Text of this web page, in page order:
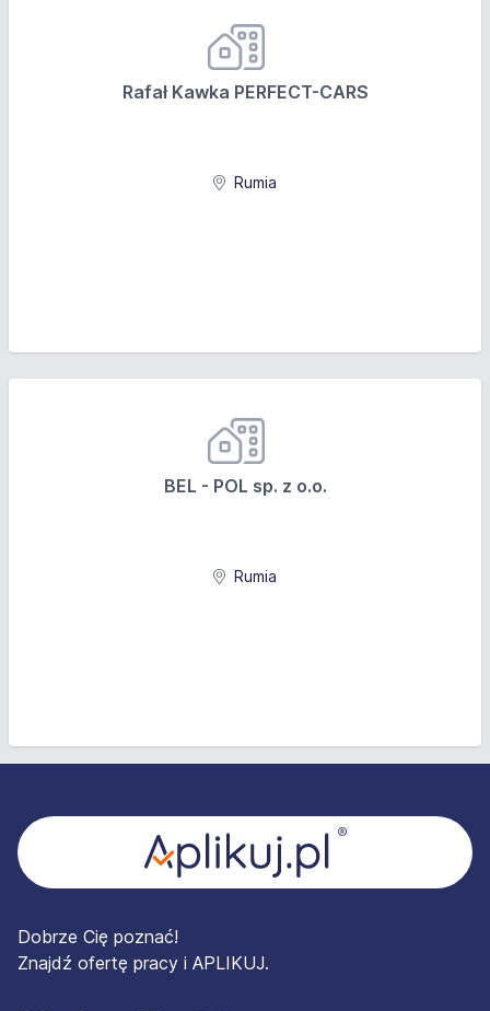
Rafał Kawka PERFECT-CARS
Rumia
BEL - POL sp. z o.o.
Rumia
Dobrze Cię poznać!
Znajdź ofertę pracy i APLIKUJ.